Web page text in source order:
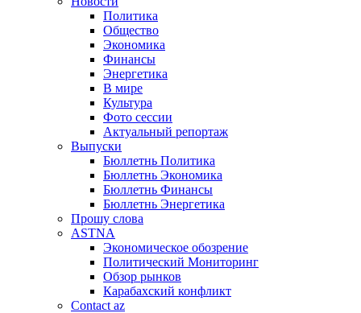
Политика
Общество
Экономика
Финансы
Энергетика
В мире
Культура
Фото сессии
Актуальный репортаж
Выпуски
Бюллетнь Политика
Бюллетнь Экономика
Бюллетнь Финансы
Бюллетнь Энергетика
Прошу слова
ASTNA
Экономическое обозрение
Политический Мониторинг
Обзор рынков
Карабахский конфликт
Contact az